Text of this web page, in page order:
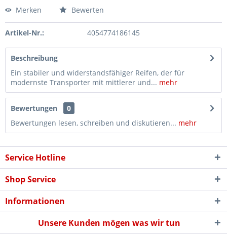
Merken Bewerten
Artikel-Nr.: 4054774186145
Beschreibung
Ein stabiler und widerstandsfähiger Reifen, der für
modernste Transporter mit mittlerer und... mehr
Bewertungen
0
Bewertungen lesen, schreiben und diskutieren... mehr
Service Hotline
Shop Service
Informationen
Unsere Kunden mögen was wir tun